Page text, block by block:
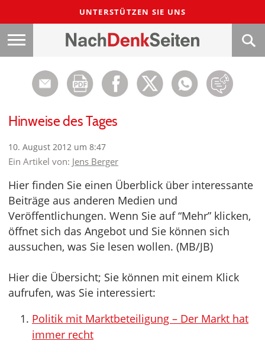
UNTERSTÜTZEN SIE UNS
Hinweise des Tages
10. August 2012 um 8:47
Ein Artikel von: Jens Berger
Hier finden Sie einen Überblick über interessante
Beiträge aus anderen Medien und
Veröffentlichungen. Wenn Sie auf “Mehr” klicken,
öffnet sich das Angebot und Sie können sich
aussuchen, was Sie lesen wollen. (MB/JB)
Hier die Übersicht; Sie können mit einem Klick
aufrufen, was Sie interessiert:
Politik mit Marktbeteiligung – Der Markt hat
immer recht